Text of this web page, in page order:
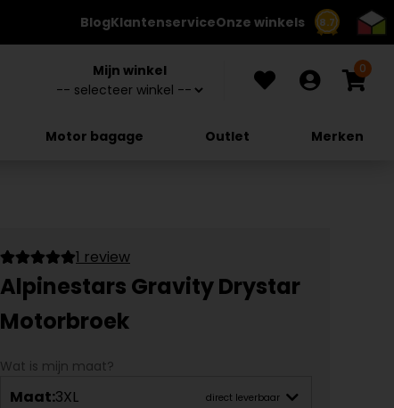
8.7
BlogKlantenserviceOnze winkels
Mijn winkel 0
Motor bagage Outlet Merken
1 review
Alpinestars Gravity Drystar
Motorbroek
Wat is mijn maat?
Maat:3XL direct leverbaar